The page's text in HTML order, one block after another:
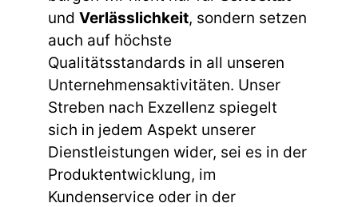
und Verlässlichkeit, sondern setzen
auch auf höchste
Qualitätsstandards in all unseren
Unternehmensaktivitäten. Unser
Streben nach Exzellenz spiegelt
sich in jedem Aspekt unserer
Dienstleistungen wider, sei es in der
Produktentwicklung, im
Kundenservice oder in der